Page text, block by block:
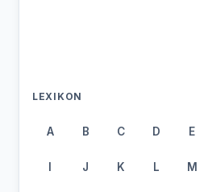
LEXIKON
A B C D E
I J K L M